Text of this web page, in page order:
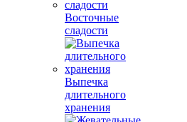
Восточные
сладости
Выпечка
длительного
хранения